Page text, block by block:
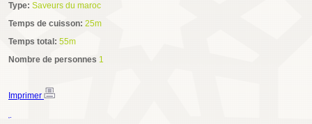
Type: Saveurs du maroc
Temps de cuisson: 25m
Temps total: 55m
Nombre de personnes 1
Imprimer